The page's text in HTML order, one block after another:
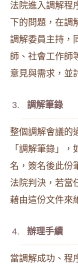
法院進入調解程
下的問題，在
調解委員主持，
師、社會工作師
意見與需求，並
調解筆錄
整個調解會議的
「調解筆錄」
名，簽名後此份
法院判決，若當
藉由這份文件來
辦理手續
當調解成功、程